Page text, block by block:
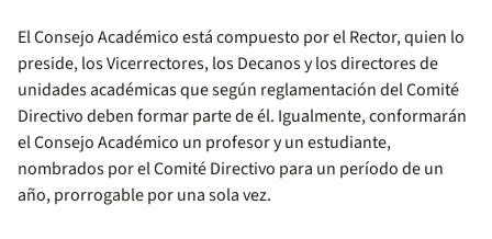
El Consejo Académico está compuesto por el Rector, quien lo
preside, los Vicerrectores, los Decanos y los directores de
unidades académicas que según reglamentación del Comité
Directivo deben formar parte de él. Igualmente, conformarán
el Consejo Académico un profesor y un estudiante,
nombrados por el Comité Directivo para un período de un
año, prorrogable por una sola vez.